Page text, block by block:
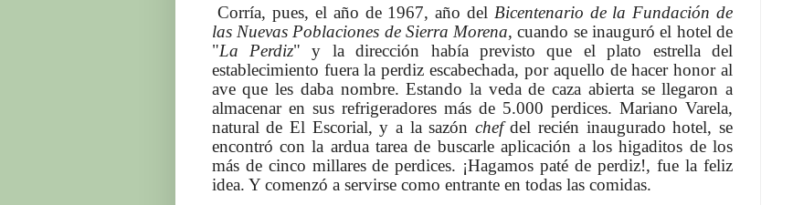
Corría, pues, el año de 1967, año del Bicentenario de la Fundación de
las Nuevas Poblaciones de Sierra Morena, cuando se inauguró el hotel de
"La Perdiz" y la dirección había previsto que el plato estrella del
establecimiento fuera la perdiz escabechada, por aquello de hacer honor al
ave que les daba nombre. Estando la veda de caza abierta se llegaron a
almacenar en sus refrigeradores más de 5.000 perdices. Mariano Varela,
natural de El Escorial, y a la sazón chefdel recién inaugurado hotel, se
encontró con la ardua tarea de buscarle aplicación a los higaditos de los
más de cinco millares de perdices. ¡Hagamos paté de perdiz!, fue la feliz
idea. Y comenzó a servirse como entrante en todas las comidas.